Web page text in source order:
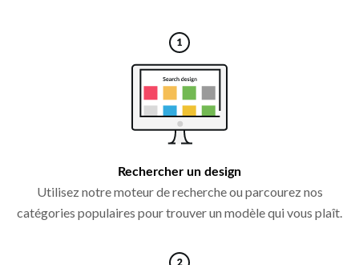
Rechercher un design
Utilisez notre moteur de recherche ou parcourez nos
catégories populaires pour trouver un modèle qui vous plaît.